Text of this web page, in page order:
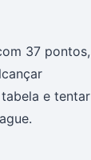
37 pontos,
e tentar